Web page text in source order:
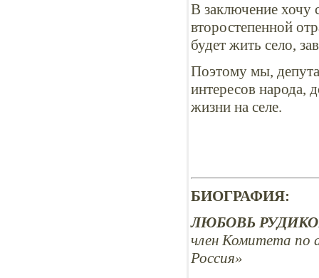
В заключение хочу
второстепенной
будет жить село,
Поэтому мы,
интересов народа,
жизни на селе.
БИОГРАФИЯ:
ЛЮБОВЬ
член Комитета по
Россия»